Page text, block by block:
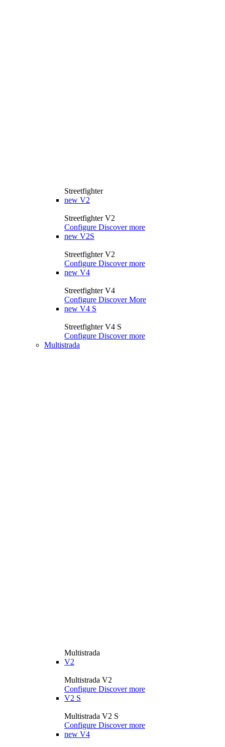
Streetfighter
new V2
Streetfighter V2
Configure Discover more
new V2S
Streetfighter V2
Configure Discover more
new V4
Streetfighter V4
Configure Discover More
new V4 S
Streetfighter V4 S
Configure Discover more
Multistrada
Multistrada
V2
Multistrada V2
Configure Discover more
V2 S
Multistrada V2 S
Configure Discover more
new V4